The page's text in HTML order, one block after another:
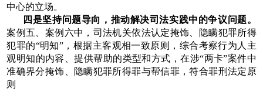
中心的立场。
四是坚持问题导向，推动解决司法实践中的争议问题。
案例五、案例六中，司法机关依法认定掩饰、隐瞒犯罪所得
犯罪的“明知”，根据主客观相一致原则，综合考察行为人主
观明知的内容、提供帮助的类型和方式，在涉“两卡”案件中
准确界分掩饰、隐瞒犯罪所得罪与帮信罪，符合罪刑法定原
则